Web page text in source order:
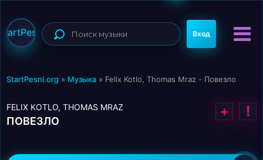
Вход
StartPesni.org » Музыка » Felix Kotlo, Thomas Mraz - Повезло
FELIX KOTLO, THOMAS MRAZ
ПОВЕЗЛО
+ !